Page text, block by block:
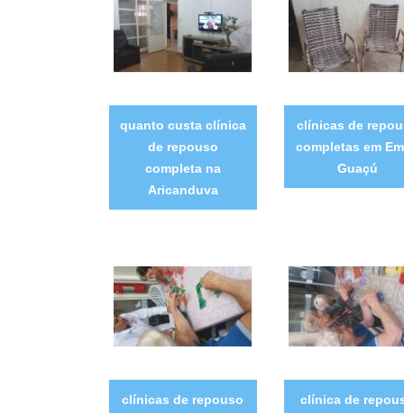
quanto custa clínica
de repouso
completa na
Aricanduva
clínicas de
completas em
Guaçú
clínicas de repouso
clínica de